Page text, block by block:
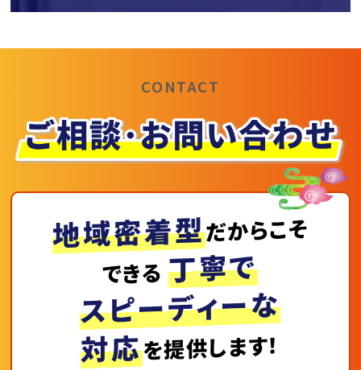
CONTACT
地域密着型だからこそ
できる 丁寧で
スピーディーな
対応を提供します！